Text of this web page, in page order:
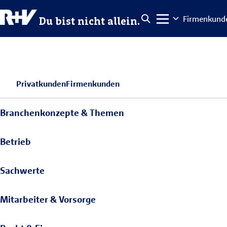
Du bist nicht allein.
PrivatkundenFirmenkunden
Branchenkonzepte & Themen
Betrieb
Sachwerte
Mitarbeiter & Vorsorge